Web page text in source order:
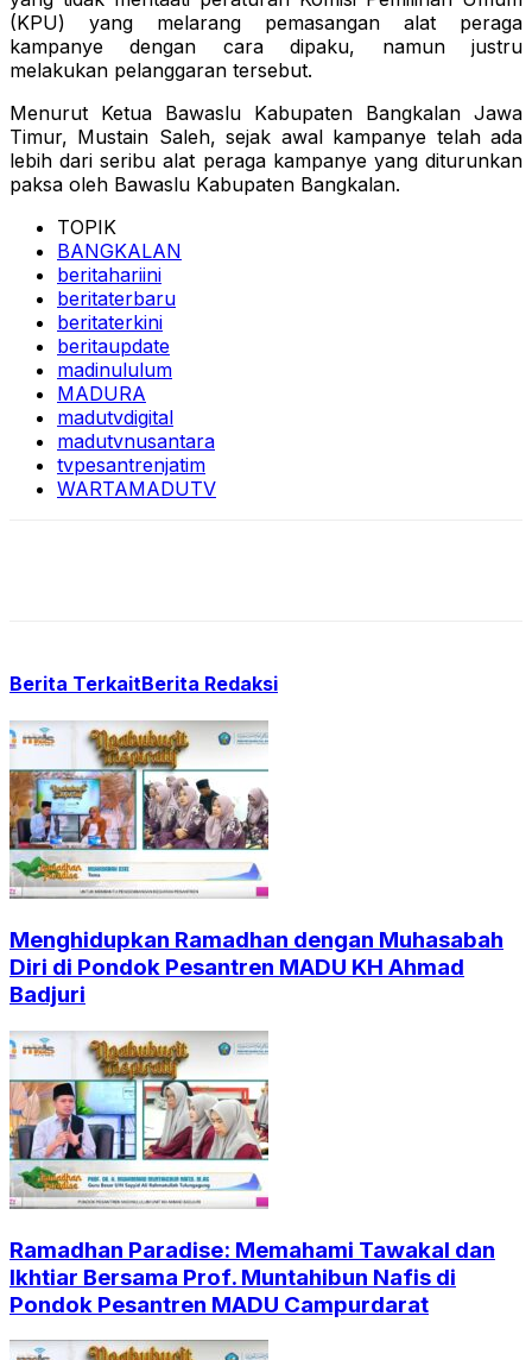
(KPU) yang melarang pemasangan alat peraga
kampanye dengan cara dipaku, namun justru
melakukan pelanggaran tersebut.
Menurut Ketua Bawaslu Kabupaten Bangkalan Jawa
Timur, Mustain Saleh, sejak awal kampanye telah ada
lebih dari seribu alat peraga kampanye yang diturunkan
paksa oleh Bawaslu Kabupaten Bangkalan.
TOPIK
BANGKALAN
beritahariini
beritaterbaru
beritaterkini
beritaupdate
madinululum
MADURA
madutvdigital
madutvnusantara
tvpesantrenjatim
WARTAMADUTV
Berita TerkaitBerita Redaksi
Menghidupkan Ramadhan dengan Muhasabah
Diri di Pondok Pesantren MADU KH Ahmad
Badjuri
Ramadhan Paradise: Memahami Tawakal dan
Ikhtiar Bersama Prof. Muntahibun Nafis di
Pondok Pesantren MADU Campurdarat